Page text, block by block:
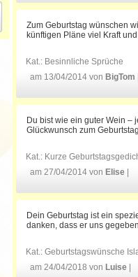
Zum Geburtstag wünschen
künftigen Pläne viel Kraft
Kat.: Besinnliche Sprüche
am 13/04/2014 von BigTom
Du bist wie ein guter Wein –
Glückwunsch zum
Kat.: Kurze
am 27/04/2014 von Elise
Dein Geburtstag ist ein
danken, dass er uns
Kat.: Geburtstagswünsche
am 24/04/2018 von Luise